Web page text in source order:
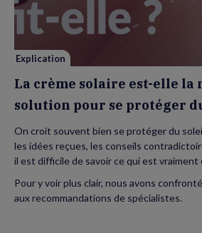
elle
la
meilleure
solution
protéger
soleil
Explication
La crème solaire est-elle la
solution pour se protéger
On croit souvent bien se protéger du
les idées reçues, les conseils
il est difficile de savoir ce qui est vraiment
Pour y voir plus clair, nous avons
aux recommandations de spécialistes.